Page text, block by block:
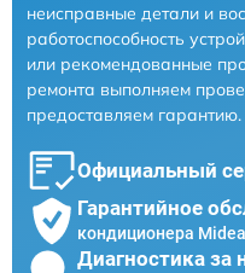
неисправные детали и
работоспособность
или рекомендованные
ремонта выполняем
предоставляем гарантию.
Официальный
Гарантийное
кондиционера
Диагностика за